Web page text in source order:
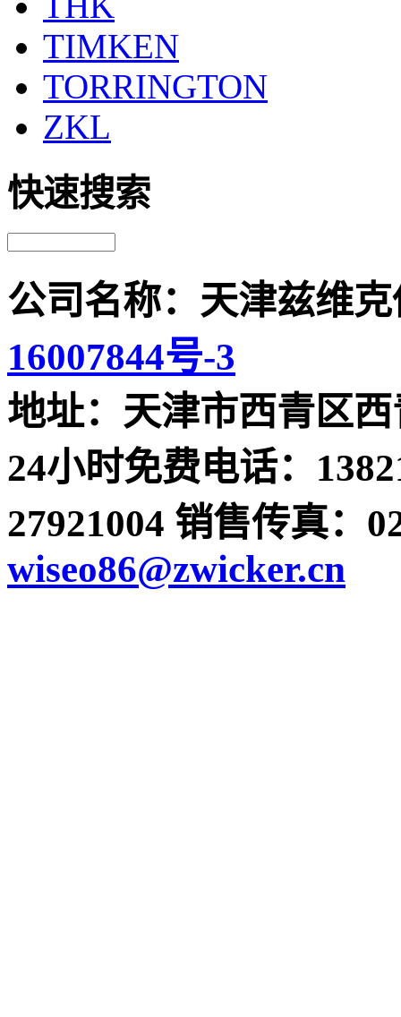
TIMKEN
TORRINGTON
ZKL
快速搜索
公司名称：天津兹维
16007844号-3
地址：天津市西青区西
24小时免费电话：
27921004 销售传真：
wiseo86@zwicker.cn